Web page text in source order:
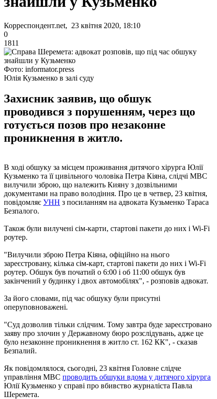
Корреспондент.net, 23 квітня 2020, 18:10
0
1811
Фото: informator.press
Юлія Кузьменко в залі суду
Захисник заявив, що обшук
проводився з порушенням, через що
готується позов про незаконне
проникнення в житло.
В ході обшуку за місцем проживання дитячого хірурга Юлії
Кузьменко та її цивільного чоловіка Петра Кіяна, слідчі МВС
вилучили зброю, що належить Кияну з дозвільними
документами на право володіння. Про це в четвер, 23 квітня,
повідомляє УНН з посиланням на адвоката Кузьменко Тараса
Безпалого.
Також були вилучені сім-карти, стартові пакети до них і Wi-Fi
роутер.
"Вилучили зброю Петра Кіяна, офіційно на нього
зареєстровану, кілька сім-карт, стартові пакети до них і Wi-Fi
роутер. Обшук був початий о 6:00 і об 11:00 обшук був
закінчений у будинку і двох автомобілях", - розповів адвокат.
За його словами, під час обшуку були присутні
оперуповноважені.
"Суд дозволив тільки слідчим. Тому завтра буде зареєстровано
заяву про злочин у Державному бюро розслідувань, адже це
було незаконне проникнення в житло ст. 162 КК", - сказав
Безпалий.
Як повідомлялося, сьогодні, 23 квітня Головне слідче
управління МВС проводить обшуки вдома у дитячого хірурга
Юлії Кузьменко у справі про вбивство журналіста Павла
Шеремета.